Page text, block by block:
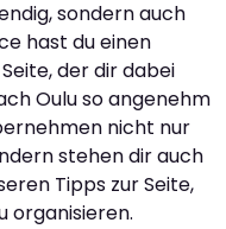
sondern auch
hast du einen
der dir dabei
Oulu so angenehm
nicht nur
stehen dir auch
Tipps zur Seite,
organisieren.